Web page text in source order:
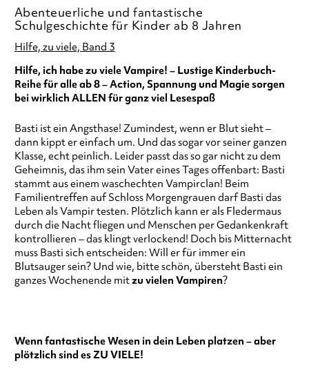
Abenteuerliche und fantastische
Schulgeschichte für Kinder ab 8 Jahren
Hilfe, zu viele, Band 3
Hilfe, ich habe zu viele Vampire! – Lustige Kinderbuch-
Reihe für alle ab 8 – Action, Spannung und Magie sorgen
bei wirklich ALLEN für ganz viel Lesespaß
Basti ist ein Angsthase! Zumindest, wenn er Blut sieht –
dann kippt er einfach um. Und das sogar vor seiner ganzen
Klasse, echt peinlich. Leider passt das so gar nicht zu dem
Geheimnis, das ihm sein Vater eines Tages offenbart: Basti
stammt aus einem waschechten Vampirclan! Beim
Familientreffen auf Schloss Morgengrauen darf Basti das
Leben als Vampir testen. Plötzlich kann er als Fledermaus
durch die Nacht fliegen und Menschen per Gedankenkraft
kontrollieren – das klingt verlockend! Doch bis Mitternacht
muss Basti sich entscheiden: Will er für immer ein
Blutsauger sein? Und wie, bitte schön, übersteht Basti ein
ganzes Wochenende mitzu vielen Vampiren?
Wenn fantastische Wesen in dein Leben platzen – aber
plötzlich sind es ZU VIELE!